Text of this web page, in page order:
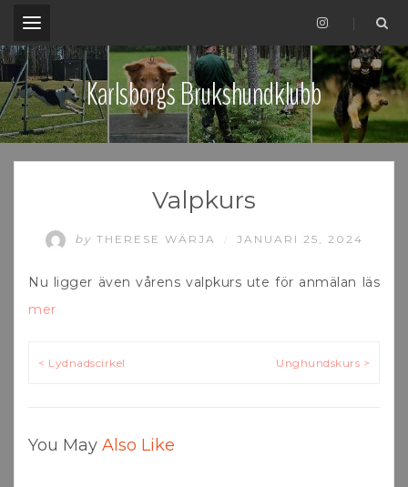
.
Karlsborgs Brukshundklubb
Valpkurs
by THERESE WÄRJA JANUARI 25, 2024
Nu ligger även vårens valpkurs ute för anmälan läs
mer
Inläggsnavigering
< Lydnadscirkel Unghundskurs >
You May Also Like